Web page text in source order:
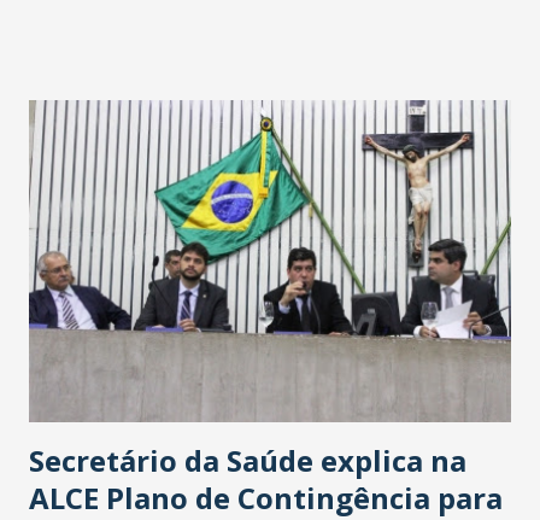
Secretário da Saúde explica na
ALCE Plano de Contingência para